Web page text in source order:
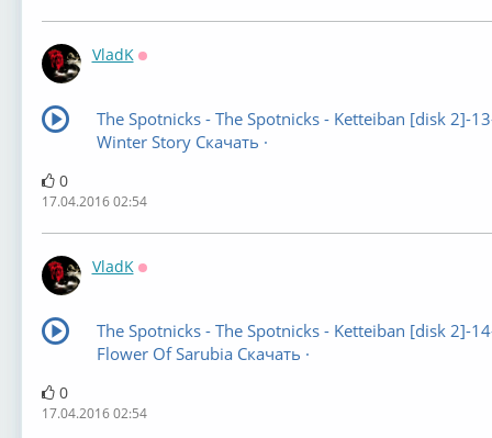
VladK
The Spotnicks - The Spotnicks - Ketteiban [disk 2]-
Winter Story Скачать ·
0
17.04.2016 02:54
VladK
The Spotnicks - The Spotnicks - Ketteiban [disk 2]-
Flower Of Sarubia Скачать ·
0
17.04.2016 02:54